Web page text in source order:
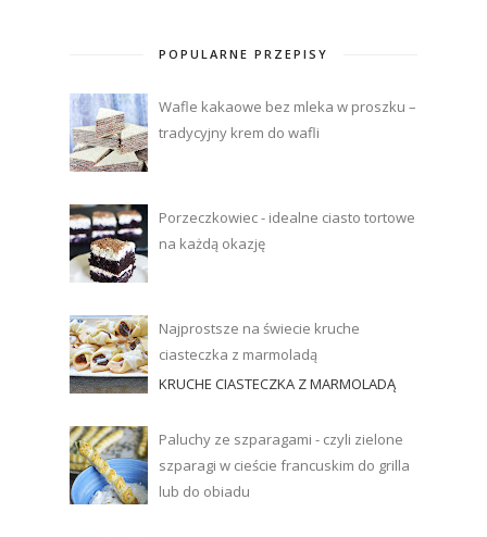
POPULARNE PRZEPISY
Wafle kakaowe bez mleka w proszku –
tradycyjny krem do wafli
Porzeczkowiec - idealne ciasto tortowe
na każdą okazję
Najprostsze na świecie kruche
ciasteczka z marmoladą
KRUCHE CIASTECZKA Z MARMOLADĄ
Paluchy ze szparagami - czyli zielone
szparagi w cieście francuskim do grilla
lub do obiadu